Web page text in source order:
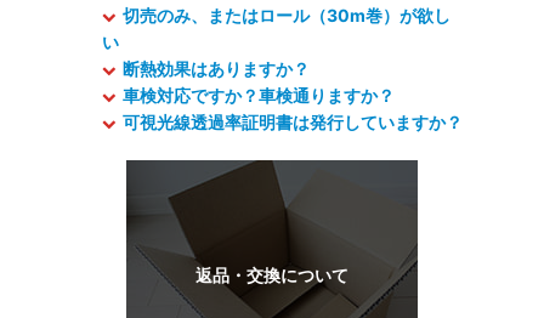
切売のみ、またはロール（30m巻）が欲し
い
断熱効果はありますか？
車検対応ですか？車検通りますか？
可視光線透過率証明書は発行していますか？